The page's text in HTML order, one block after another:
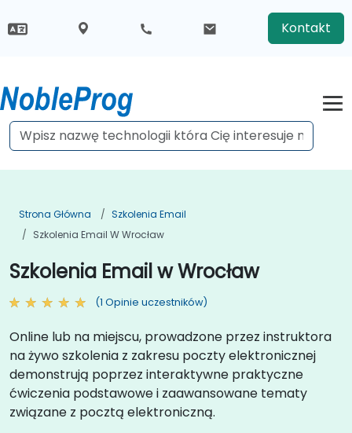
Kontakt
Strona Główna
Szkolenia Email
Szkolenia Email W Wrocław
Szkolenia Email w Wrocław
(1 Opinie uczestników)
Online lub na miejscu, prowadzone przez instruktora
na żywo szkolenia z zakresu poczty elektronicznej
demonstrują poprzez interaktywne praktyczne
ćwiczenia podstawowe i zaawansowane tematy
związane z pocztą elektroniczną.